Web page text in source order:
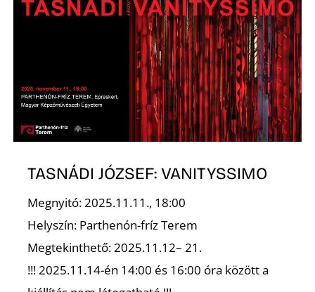
TASNÁDI JÓZSEF: VANITYSSIMO
Megnyitó: 2025.11.11., 18:00
Helyszín: Parthenón-fríz Terem
Megtekinthető: 2025.11.12– 21.
!!! 2025.11.14-én 14:00 és 16:00 óra között a